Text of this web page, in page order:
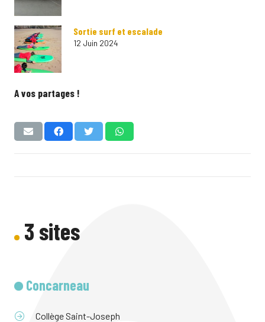
Sortie surf et escalade
12 Juin 2024
A vos partages !
3 sites
Concarneau
Collège Saint-Joseph